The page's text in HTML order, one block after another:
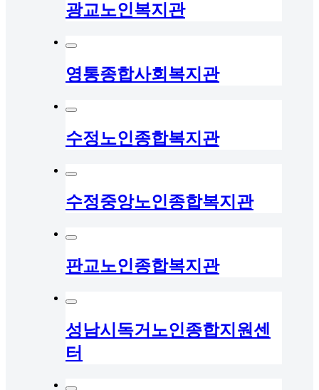
광교노인복지관
영통종합사회복지관
수정노인종합복지관
수정중앙노인종합복지관
판교노인종합복지관
성남시독거노인종합지원센
터